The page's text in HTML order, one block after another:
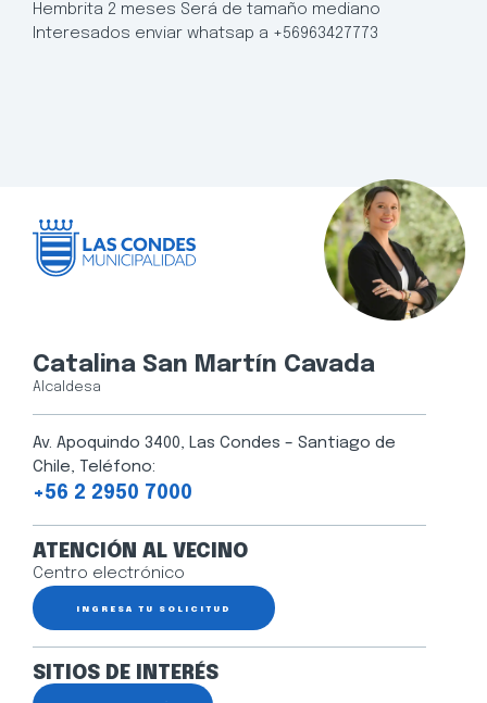
Hembrita 2 meses Será de tamaño mediano
Interesados enviar whatsap a +56963427773
Catalina San Martín Cavada
Alcaldesa
Av. Apoquindo 3400, Las Condes – Santiago de
Chile, Teléfono:
+56 2 2950 7000
ATENCIÓN AL VECINO
Centro electrónico
INGRESA TU SOLICITUD
SITIOS DE INTERÉS